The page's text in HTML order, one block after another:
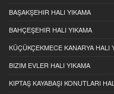
BAŞAKŞEHIR HALI YIKAMA
BAHÇEŞEHIR HALI YIKAMA
KÜÇÜKÇEKMECE KANARYA HALI
BIZIM EVLER HALI YIKAMA
KIPTAŞ KAYABAŞI KONUTLARI